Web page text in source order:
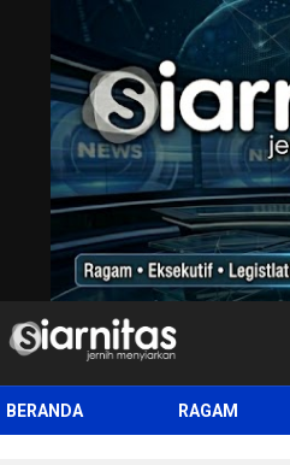
siarnitas
Jernih Menyiarkan
BERANDA RAGAM